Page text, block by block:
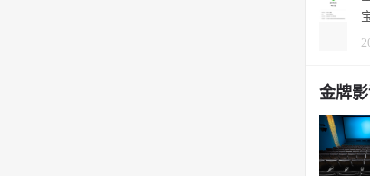
金牌